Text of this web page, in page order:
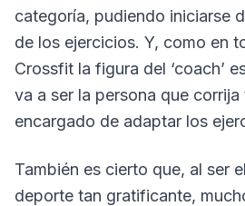
categoría, pudiendo iniciarse
de los ejercicios. Y, como en
Crossfit la figura del ‘coach’
va a ser la persona que
encargado de adaptar los
También es cierto que, al ser
deporte tan gratificante,